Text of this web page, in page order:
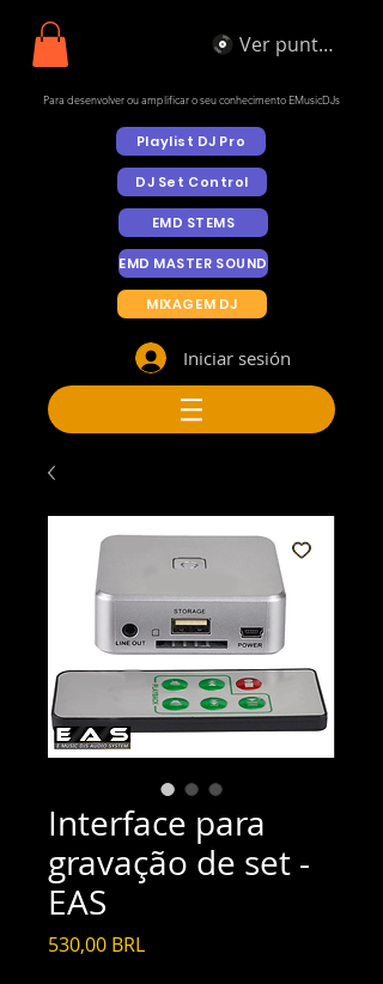
Ver puntos
Para desenvolver ou amplificar o seu conhecimento EMusicDJs
Playlist DJ Pro
DJ Set Control
EMD STEMS
EMD MASTER SOUND
MIXAGEM DJ
Iniciar sesión
Interface para
gravação de set -
EAS
530,00 BRLPrecio